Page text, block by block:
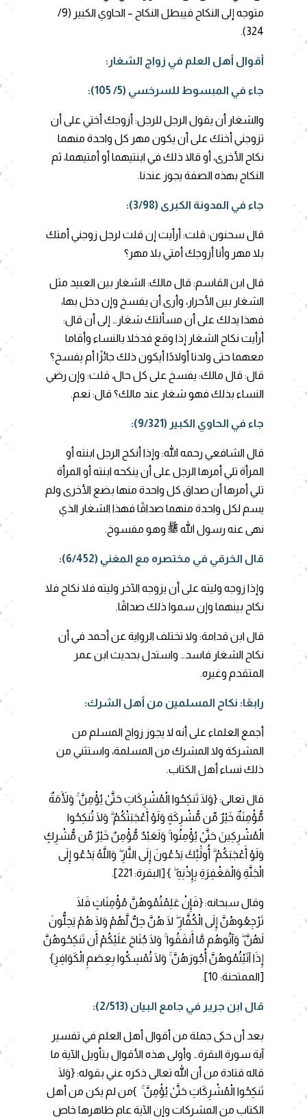
متوجه إلى النكاح فيبطل النكاح – الحاوي الكبير (9/
324).
أقوال أهل العلم في زواج الشغار:
جاء في المبسوط للسرخسي (5/ 105):
والشغار أن يقول الرجل للرجل: أزوجك أختي على أن
تزوجني أختك على أن يكون مهر كل واحدة منهما
نكاح الأخرى، أو قالا ذلك في ابنتيهما أو أمتيهما، ثم
النكاح بهذه الصفة يجوز عندنا.
جاء في المدونة الكبرى (3/98):
قال سحنون: قلت: أرأيت إن قلت لرجل زوجني أمتك
بلا مهر وأنا أزوجك أمتي بلا مهر؟
قال ابن القاسم: قال مالك: الشغار بين العبيد مثل
الشغار بين الأحرار، وأرى أن يفسخ وإن دخل بها،
فهذا يدلك على أن مسألتك شغار… إلى أن قال:
أرأيت نكاح الشغار إذا وقع فدخلا بالنساء وأقاما
معهما حتى ولدنا أولادًا أيكون ذلك جائزًا أم يفسخ؟
قال: قال مالك: يفسخ على كل حال، قلت: وإن رضي
النساء بذلك فهو شغار عند مالك؟ قال: نعم.
جاء في الحاوي الكبير (9/321):
قال الشافعي رحمه الله: وإذا أنكح الرجل ابنته أو
المرأة تلي أمرها الرجل على أن ينكحه ابنته أو المرأة
تلي أمرها أن صداق كل واحدة منها بضع الأخرى ولم
يسم لكل واحدة منهما صداقًا فهذا الشغار الذي
نهى عنه رسول الله ﷺ وهو مفسوخ.
قال الخرقي في مختصره مع المغني (6/452):
وإذا زوجه وليته على أن يزوجه الآخر وليته فلا نكاح فلا
نكاح بينهما وإن سموا ذلك صداقًا.
قال ابن قدامة: ولا تختلف الرواية عن أحمد في أن
نكاح الشغار فاسد… واستدل بحديث ابن عمر
المتقدم وغيره.
رابعًا: نكاح المسلمين من أهل الشرك:
أجمع العلماء على أنه لا يجوز زواج المسلم من
المشركة ولا المشرك من المسلمة، واستثني من
ذلك نساء أهل الكتاب.
قال تعالى: {وَلَا تَنكِحُوا الْمُشْرِكَاتِ حَتَّىٰ يُؤْمِنَّ ۚ وَلَأَمَةٌ
مُّؤْمِنَةٌ خَيْرٌ مِّن مُّشْرِكَةٍ وَلَوْ أَعْجَبَتْكُمْ ۗ وَلَا تُنكِحُوا
الْمُشْرِكِينَ حَتَّىٰ يُؤْمِنُوا ۚ وَلَعَبْدٌ مُّؤْمِنٌ خَيْرٌ مِّن مُّشْرِكٍ
وَلَوْ أَعْجَبَكُمْ ۗ أُولَٰئِكَ يَدْعُونَ إِلَى النَّارِ ۖ وَاللَّهُ يَدْعُو إِلَى
الْجَنَّةِ وَالْمَغْفِرَةِ بِإِذْنِهِ ۖ } [البقرة: 221].
وقال سبحانه: {فَإِنْ عَلِمْتُمُوهُنَّ مُؤْمِنَاتٍ فَلَا
تَرْجِعُوهُنَّ إِلَى الْكُفَّارِ ۖ لَا هُنَّ حِلٌّ لَّهُمْ وَلَا هُمْ يَحِلُّونَ
لَهُنَّ ۖ وَآتُوهُم مَّا أَنفَقُوا ۚ وَلَا جُنَاحَ عَلَيْكُمْ أَن تَنكِحُوهُنَّ
إِذَا آتَيْتُمُوهُنَّ أُجُورَهُنَّ ۚ وَلَا تُمْسِكُوا بِعِصَمِ الْكَوَافِرِ}
[الممتحنة: 10].
قال ابن جرير في جامع البيان (2/513):
بعد أن حكى جملة من أقوال أهل العلم في تفسير
آية سورة البقرة… وأولى هذه الأقوال بتأويل الآية ما
قاله قتادة من أن الله تعالى ذكره عني بقوله: {وَلَا
تَنكِحُوا الْمُشْرِكَاتِ حَتَّىٰ يُؤْمِنَّ ۚ }من لم يكن من أهل
الكتاب من المشركات وإن الآية عام ظاهرها خاص